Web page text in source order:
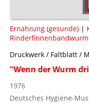
Ernährung (gesunde) |
Rinderfinnenbandwurm
Druckwerk / Faltblatt /
"Wenn der Wurm
1976
Deutsches Hygiene-